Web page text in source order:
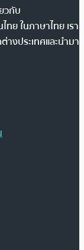
วกับ
ย ในภาษาไทย เรา
งประเทศและนำมา